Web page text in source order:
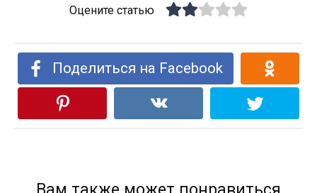
Оцените статью
Поделиться на Facebook